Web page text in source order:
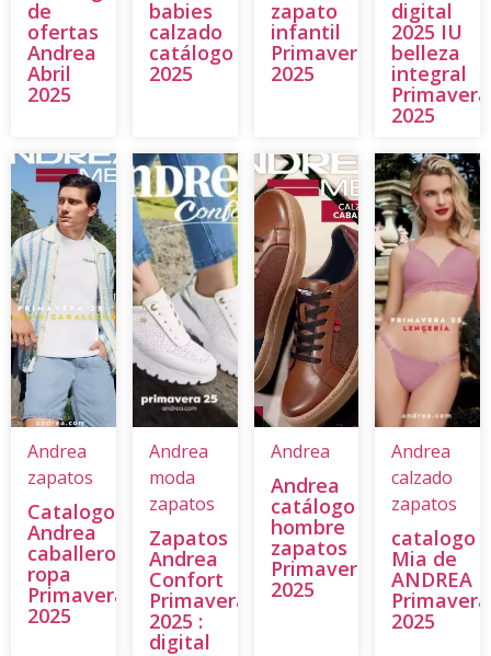
de
ofertas
Andrea
Abril
2025
babies
calzado
catálogo
2025
zapato
infantil
Primavera
2025
digital
2025 IU
belleza
integral
Primavera
2025
Andrea
zapatos
Catalogo
Andrea
caballeros
ropa
Primavera
2025
Andrea
moda
zapatos
Zapatos
Andrea
Confort
Primavera
2025 :
digital
Andrea
Andrea
catálogo
hombre
zapatos
Primavera
2025
Andrea
calzado
zapatos
catalogo
Mia de
ANDREA
Primavera
2025